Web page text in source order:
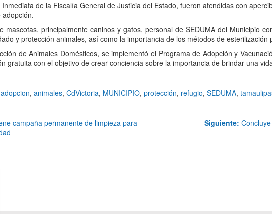
de la Fiscalía General de Justicia del Estado, fueron atendidas con
mascotas, principalmente caninos y gatos, personal de SEDUMA del Municipio
y protección animales, así como la importancia de los métodos de
de Animales Domésticos, se implementó el Programa de Adopción y
gratuita con el objetivo de crear conciencia sobre la importancia de brindar una
adopcion, animales, CdVictoria, MUNICIPIO, protección, refugio, SEDUMA,
campaña permanente de limpieza para
Siguiente: